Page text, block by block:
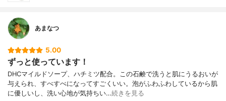
あまなつ
5.00
ずっと使っています！
DHCマイルドソープ、ハチミツ配合。この石鹸で洗うと肌にうるおいが
与えられ、すべすべになってすごくいい。泡がふわふわしているから肌
に優しいし、洗い心地が気持ちい…続きを見る